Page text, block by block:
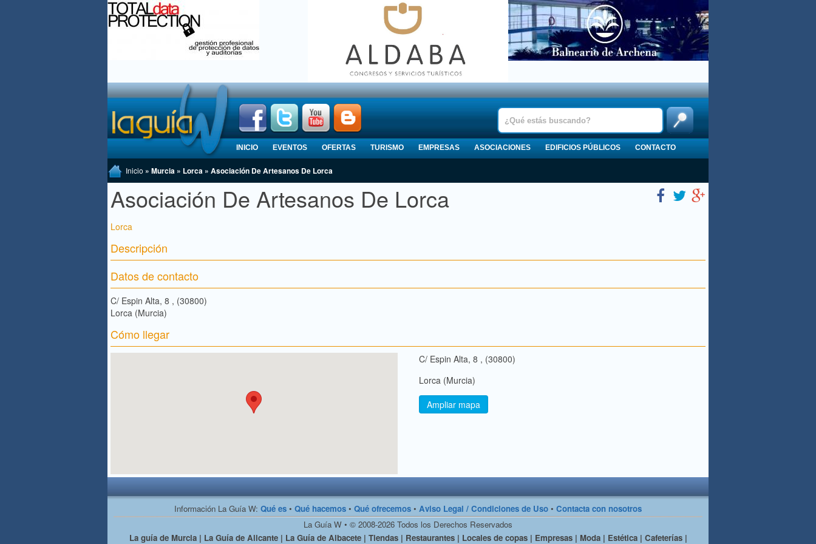
INICIO EVENTOS OFERTAS TURISMO EMPRESAS ASOCIACIONES EDIFICIOS PÚBLICOS CONTACTO
Inicio » Murcia » Lorca » Asociación De Artesanos De Lorca
Asociación De Artesanos De Lorca
Lorca
Descripción
Datos de contacto
C/ Espin Alta, 8 , (30800)
Lorca (Murcia)
Cómo llegar
C/ Espin Alta, 8 , (30800)
Lorca (Murcia)
Ampliar mapa
Información La Guía W: Qué es • Qué hacemos • Qué ofrecemos • Aviso Legal / Condiciones de Uso • Contacta con nosotros
La Guía W • © 2008-2026 Todos los Derechos Reservados
La guía de Murcia | La Guía de Alicante | La Guía de Albacete | Tiendas | Restaurantes | Locales de copas | Empresas | Moda | Estética | Cafeterías |